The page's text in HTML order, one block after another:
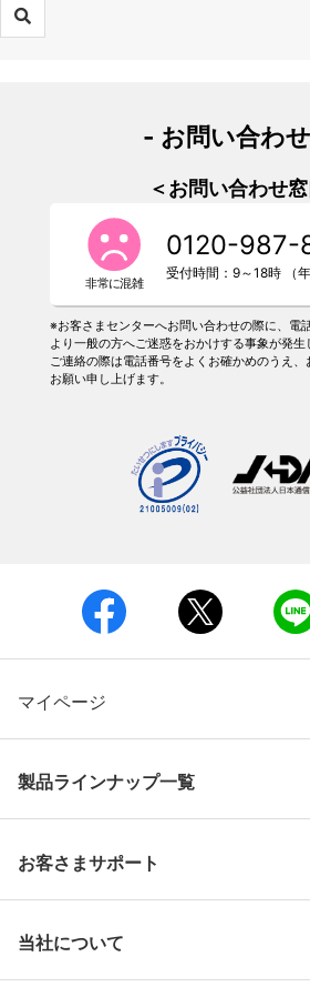
- お問い合わ
＜お問い合わせ
0120-987-
受付時間：9～18時 （年
※お客さまセンターへお問い合わせの際に、電
より一般の方へご迷惑をおかけする事象が発生
ご連絡の際は電話番号をよくお確かめのうえ、
お願い申し上げます。
マイページ
製品ラインナップ一覧
お客さまサポート
当社について